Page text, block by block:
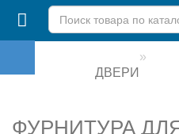
ДВЕРИ
ФУРНИТУРА